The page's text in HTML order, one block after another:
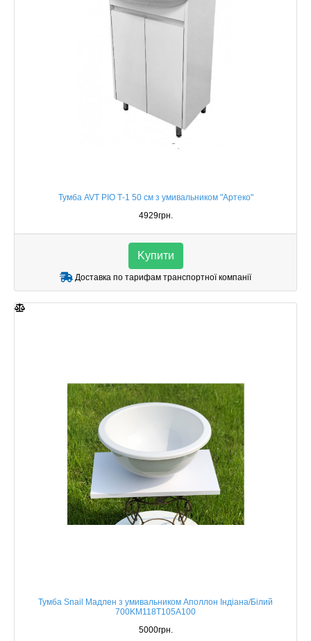
Тумба AVT РІО Т-1 50 см з умивальником "Артеко"
4929грн.
Kупити
Доставка по тарифам транспортної компанії
Тумба Snail Мадлен з умивальником Аполлон Індіана/Білий
700KM118T105A100
5000грн.